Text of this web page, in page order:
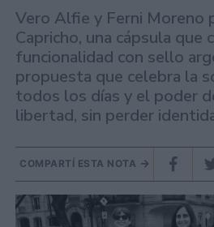
Vero Alfie y Ferni Moreno
Capricho, una cápsula que
funcionalidad con sello
propuesta que celebra la
todos los días y el poder
libertad, sin perder
COMPARTÍ ESTA NOTA